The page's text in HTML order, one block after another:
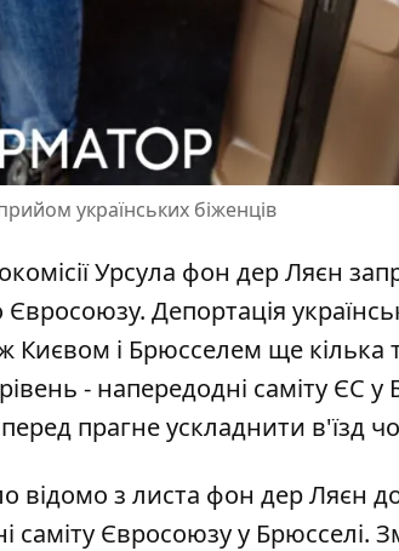
українських біженців
Урсула фон дер Ляєн
Євросоюзу. Депортація
Києвом і Брюсселем ще
- напередодні саміту ЄС
прагне ускладнити в'їзд
відомо з листа фон дер Ляєн
саміту Євросоюзу у Брюсселі.